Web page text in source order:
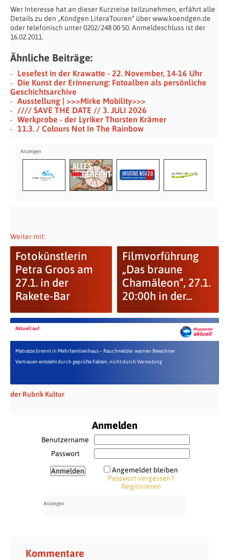
Wer Interesse hat an dieser Kurzreise teilzunehmen, erfährt alle
Details zu den „Köndgen LiteraTouren“ über www.koendgen.de
oder telefonisch unter 0202/248 00 50. Anmeldeschluss ist der
16.02.2011.
Ähnliche Beiträge:
Lesefest in der Krawatte - 22. November, 14-16 Uhr
Die Kunst der Erinnerung: Fotoalben als persönliche
Geschichtsarchive
Ausstellung | >>>Mirke Mobility>>>
//// SAVE THE DATE // 3. JULI 2026
Werkprobe - der Lyriker Thorsten Krämer
11.3. / Colours Not In The Rainbow
Weiter mit:
Fotokünstlerin
Petra Groos am
27.1. in der
Rakete-Bar
Filmvorführung
„Das braune
Chamäleon“, 27.1.
20:00h in der...
Aktuell auf
Matratze brennt in Mehrfamilienhaus – Rauchmelder warnen Bewohner
Vertrauen entsteht durch geprüfte Fakten, nicht durch Vermutung
der Rubrik Kultur
Anmelden
Benutzername
Passwort
Angemeldet bleiben
Passwort vergessen?
Registrieren
Kommentare